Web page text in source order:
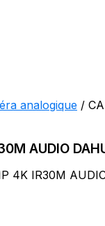
analogique /
AUDIO
4K IR30M